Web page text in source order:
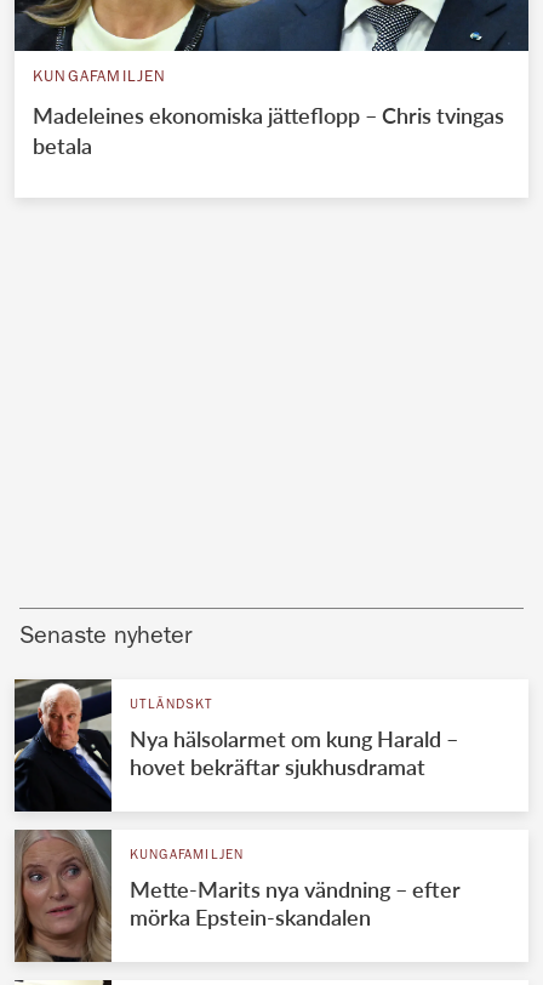
KUNGAFAMILJEN
Madeleines ekonomiska jätteflopp – Chris tvingas
betala
Senaste nyheter
UTLÄNDSKT
Nya hälsolarmet om kung Harald –
hovet bekräftar sjukhusdramat
KUNGAFAMILJEN
Mette-Marits nya vändning – efter
mörka Epstein-skandalen